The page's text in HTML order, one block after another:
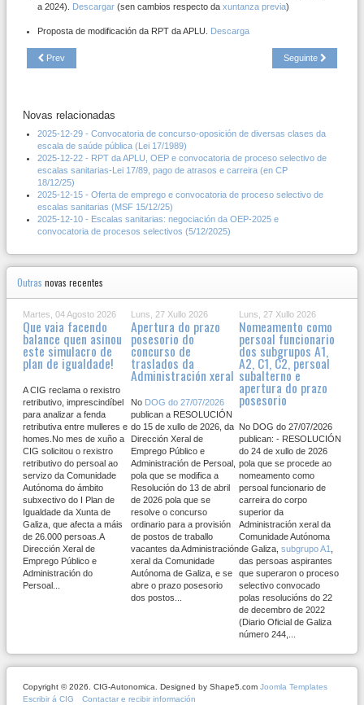
a 2024). Descargar (sen cambios respecto da xuntanza previa)
Proposta de modificación da RPT da APLU. Descarga
Prev Seguinte
Novas relacionadas
2025-12-29 - Convocatoria de concurso-oposición de diversas clases da
escala de saúde pública (Lei 17/1989)
2025-12-22 - RPT da APLU, OEP e convocatoria de proceso selectivo de
escalas sanitarias-Lei 17/89, pago de atrasos e carreira (en CP
18/12/25)
2025-12-15 - Oferta de emprego e convocatoria de proceso selectivo de
escalas sanitarias (MSF 15/12/25)
2025-12-10 - Escalas sanitarias: negociación da OEP-2025 e
convocatoria de procesos selectivos (5/12/2025)
Outras novas recentes
Martes, 04 Agosto 2026
Que vaia facendo
balance quen asinou
este simulacro de
plan de igualdade!
A CIG reclama o rexistro
retributivo, imprescindíbel
para analizar a fenda
retributiva entre mulleres e
homes.No mes de xuño a
CIG solicitou o rexistro
retributivo do persoal ao
servizo da Comunidade
Autónoma do ámbito
subxectivo do I Plan de
Igualdade da Xunta de
Galiza, que afecta a máis
de 26.000 persoas.A
Dirección Xeral de
Emprego Público e
Administración do
Persoal...
Luns, 27 Xullo 2026
Apertura do prazo
posesorio do
concurso de
traslados da
Administración xeral
No DOG do 27/07/2026
publican a RESOLUCIÓN
do 15 de xullo de 2026, da
Dirección Xeral de
Emprego Público e
Administración de Persoal,
pola que se modifica a
Resolución do 13 de abril
de 2026 pola que se
resolve o concurso
ordinario para a provisión
de postos de traballo
vacantes da Administración
xeral da Comunidade
Autónoma de Galiza, e se
abre o prazo posesorio
dos postos...
Luns, 27 Xullo 2026
Nomeamento como
persoal funcionario
dos subgrupos A1,
A2, C1, C2, persoal
subalterno e
apertura do prazo
posesorio
No DOG do 27/07/2026
publican: - RESOLUCIÓN
do 24 de xullo de 2026
pola que se procede ao
nomeamento como
persoal funcionario de
carreira do corpo
superior da
Administración xeral da
Comunidade Autónoma
de Galiza, subgrupo A1
das persoas aspirantes
que superaron o proceso
selectivo convocado
polas resolucións do 22
de decembro de 2022
(Diario Oficial de Galiza
número 244,...
Copyright © 2026. CIG-Autonomica. Designed by Shape5.com Joomla Templates
Escribir á CIG
Contactar e recibir información